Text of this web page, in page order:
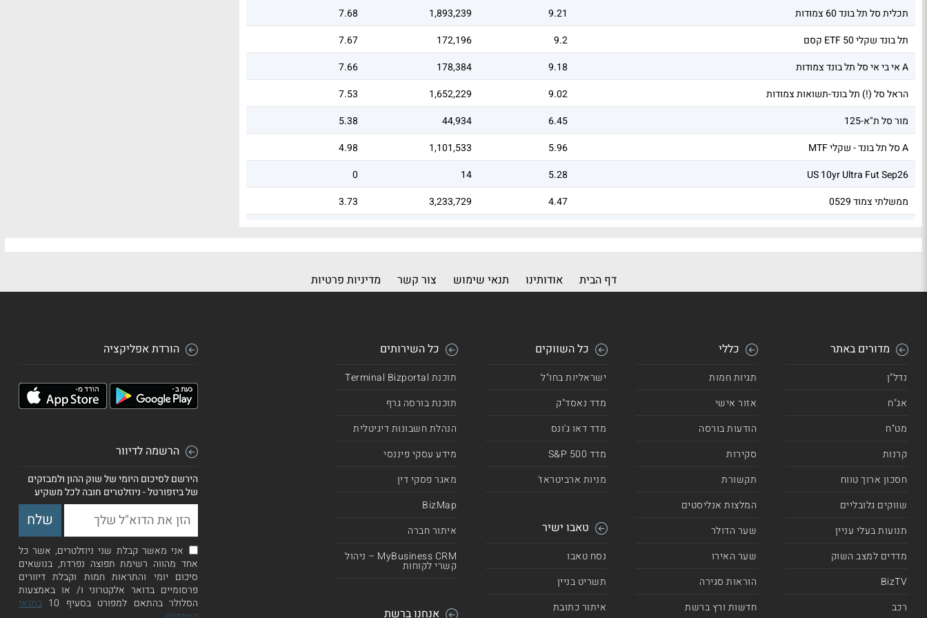
תכלית סל תל בונד 60 צמודות
9.21
1,893,239
7.68
קסם ETF תל בונד שקלי 50
9.2
172,196
7.67
אי בי אי סל תל בונד צמודות A
9.18
178,384
7.66
הראל סל (!) תל בונד-תשואות צמודות
9.02
1,652,229
7.53
מור סל ת"א-125
6.45
44,934
5.38
MTF סל תל בונד - שקלי A
5.96
1,101,533
4.98
US 10yr Ultra Fut Sep26
5.28
14
0
ממשלתי צמוד 0529
4.47
3,233,729
3.73
דף הבית אודותינו תנאי שימוש צור קשר מדיניות פרטיות
מדורים באתר
נדל"ן
אג"ח
מט"ח
קרנות
חסכון ארוך טווח
שווקים גלובליים
תנועות בעלי עניין
מדדים למצב השוק
BizTV
רכב
כללי
תגיות חמות
אזור אישי
הודעות בורסה
סקירות
תקשורת
המלצות אנליסטים
שער הדולר
שער האירו
הוראות סגירה
חדשות ורץ ברשת
כל השווקים
ישראליות בחו"ל
מדד נאסד"ק
מדד דאו ג'ונס
מדד 500 S&P
מניות ארביטראז'
טאבו ישיר
נסח טאבו
תשריט בניין
איתור כתובת
כל השירותים
תוכנת Terminal Bizportal
תוכנת בורסה גרף
הנהלת חשבונות דיגיטלית
מידע עסקי פיננסי
מאגר פסקי דין
BizMap
איתור חברה
MyBusiness CRM – ניהול
קשרי לקוחות
אנחנו ברשת
הורדת אפליקציה
הרשמה לדיוור
הירשם לסיכום היומי של שוק ההון ולמבזקים
של ביזפורטל - ניוזלטרים חובה לכל משקיע
אני מאשר קבלת שני ניוזלטרים, אשר כל
אחד מהווה רשימת תפוצה נפרדת, בנושאים
סיכום יומי והתראות חמות וקבלת דיוורים
פרסומיים בדואר אלקטרוני ו/ או באמצעות
הסלולר בהתאם למפורט בסעיף 10
בתנאי